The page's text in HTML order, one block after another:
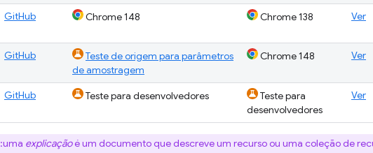
GitHub Chrome 148 Chrome 138 Ver
GitHub
Teste de origem para parâmetros
de amostragem
Chrome 148 Ver
GitHub Teste para desenvolvedores
Teste para
desenvolvedores
Ver
:uma explicaçãoé um documento que descreve um recurso ou uma coleção de